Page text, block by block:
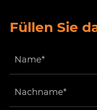
Füllen Sie